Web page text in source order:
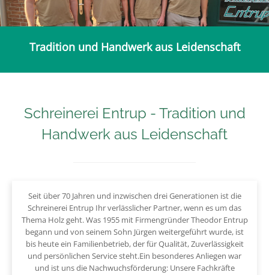
Tradition und Handwerk aus Leidenschaft
Schreinerei Entrup - Tradition und
Handwerk aus Leidenschaft
Seit über 70 Jahren und inzwischen drei Generationen ist die
Schreinerei Entrup Ihr verlässlicher Partner, wenn es um das
Thema Holz geht. Was 1955 mit Firmengründer Theodor Entrup
begann und von seinem Sohn Jürgen weitergeführt wurde, ist
bis heute ein Familienbetrieb, der für Qualität, Zuverlässigkeit
und persönlichen Service steht.Ein besonderes Anliegen war
und ist uns die Nachwuchsförderung: Unsere Fachkräfte